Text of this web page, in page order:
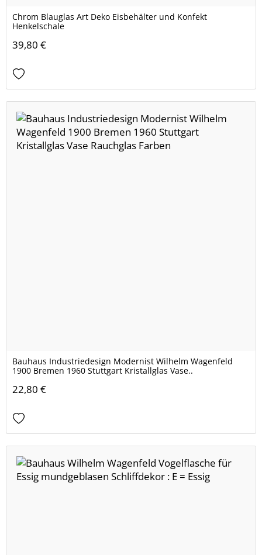
Chrom Blauglas Art Deko Eisbehälter und Konfekt
Henkelschale
39,80 €
Bauhaus Industriedesign Modernist Wilhelm Wagenfeld
1900 Bremen 1960 Stuttgart Kristallglas Vase..
22,80 €